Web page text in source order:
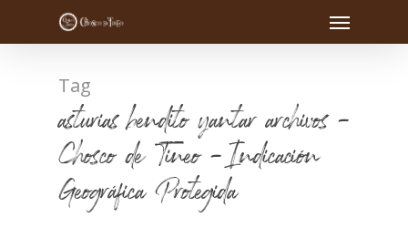
Tag
asturias bendito yantar archivos -
Chosco de Tineo - Indicación
Geográfica Protegida